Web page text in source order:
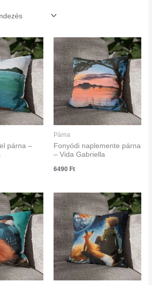
párna –
Párna
Fonyódi naplemente párna
– Vida Gabriella
6490 Ft